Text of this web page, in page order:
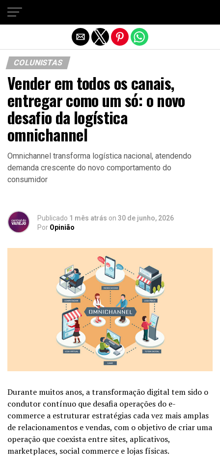
COLUNISTAS
Vender em todos os canais,
entregar como um só: o novo
desafio da logística
omnichannel
Omnichannel transforma logística nacional, atendendo
demanda crescente do novo comportamento do
consumidor
Publicado 1 mês atrás on 30 de junho, 2026
Por Opinião
Durante muitos anos, a transformação digital tem sido o
condutor contínuo que desafia operações do e-
commerce a estruturar estratégias cada vez mais amplas
de relacionamentos e vendas, com o objetivo de criar uma
operação que coexista entre sites, aplicativos,
marketplaces, social commerce e lojas físicas.